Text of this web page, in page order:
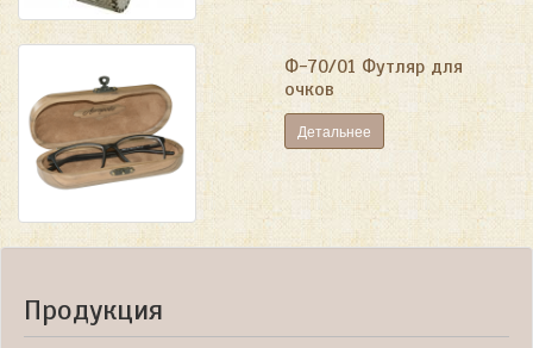
Ф-70/01 Футляр для
очков
Детальнее
Продукция